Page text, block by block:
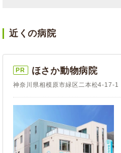
近くの病院
PR ほさか動物病院
神奈川県相模原市緑区二本松4-17-1